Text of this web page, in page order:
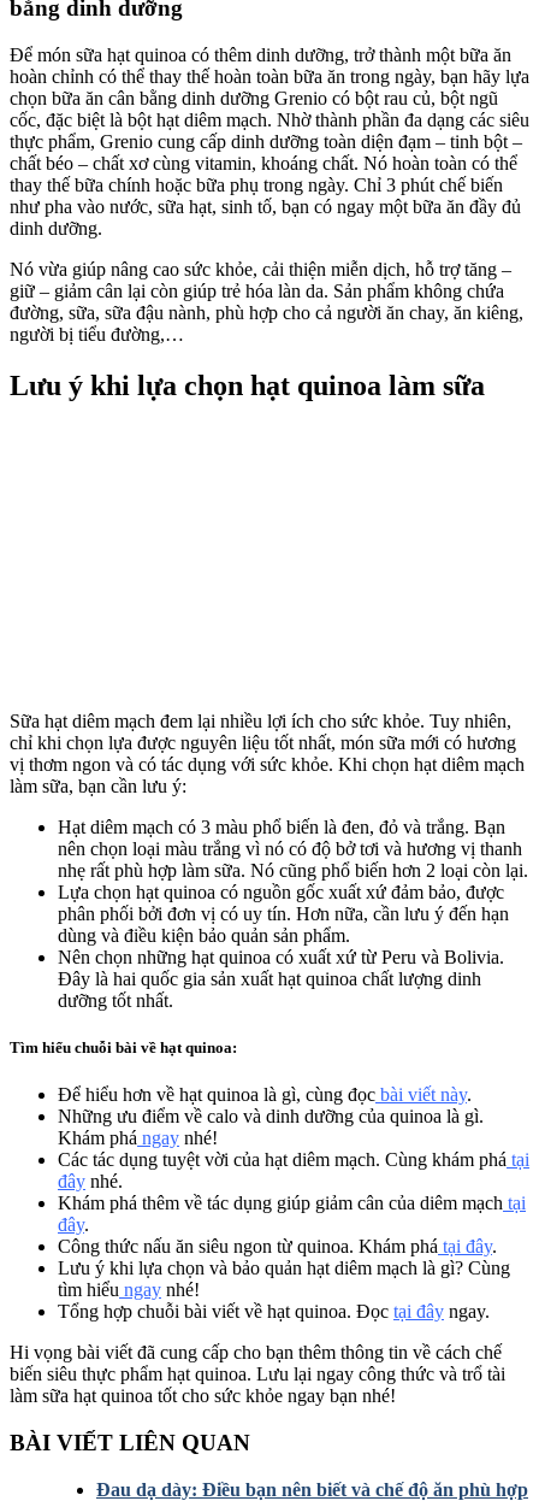
bằng dinh dưỡng
Để món sữa hạt quinoa có thêm dinh dưỡng, trở thành một bữa ăn
hoàn chỉnh có thể thay thế hoàn toàn bữa ăn trong ngày, bạn hãy lựa
chọn bữa ăn cân bằng dinh dưỡng Grenio có bột rau củ, bột ngũ
cốc, đặc biệt là bột hạt diêm mạch. Nhờ thành phần đa dạng các siêu
thực phẩm, Grenio cung cấp dinh dưỡng toàn diện đạm – tinh bột –
chất béo – chất xơ cùng vitamin, khoáng chất. Nó hoàn toàn có thể
thay thế bữa chính hoặc bữa phụ trong ngày. Chỉ 3 phút chế biến
như pha vào nước, sữa hạt, sinh tố, bạn có ngay một bữa ăn đầy đủ
dinh dưỡng.
Nó vừa giúp nâng cao sức khỏe, cải thiện miễn dịch, hỗ trợ tăng –
giữ – giảm cân lại còn giúp trẻ hóa làn da. Sản phẩm không chứa
đường, sữa, sữa đậu nành, phù hợp cho cả người ăn chay, ăn kiêng,
người bị tiểu đường,…
Lưu ý khi lựa chọn hạt quinoa làm sữa
Sữa hạt diêm mạch đem lại nhiều lợi ích cho sức khỏe. Tuy nhiên,
chỉ khi chọn lựa được nguyên liệu tốt nhất, món sữa mới có hương
vị thơm ngon và có tác dụng với sức khỏe. Khi chọn hạt diêm mạch
làm sữa, bạn cần lưu ý:
Hạt diêm mạch có 3 màu phổ biến là đen, đỏ và trắng. Bạn
nên chọn loại màu trắng vì nó có độ bở tơi và hương vị thanh
nhẹ rất phù hợp làm sữa. Nó cũng phổ biến hơn 2 loại còn lại.
Lựa chọn hạt quinoa có nguồn gốc xuất xứ đảm bảo, được
phân phối bởi đơn vị có uy tín. Hơn nữa, cần lưu ý đến hạn
dùng và điều kiện bảo quản sản phẩm.
Nên chọn những hạt quinoa có xuất xứ từ Peru và Bolivia.
Đây là hai quốc gia sản xuất hạt quinoa chất lượng dinh
dưỡng tốt nhất.
Tìm hiểu chuỗi bài về hạt quinoa:
Để hiểu hơn về hạt quinoa là gì, cùng đọc bài viết này.
Những ưu điểm về calo và dinh dưỡng của quinoa là gì.
Khám phá ngay nhé!
Các tác dụng tuyệt vời của hạt diêm mạch. Cùng khám phá tại
đây nhé.
Khám phá thêm về tác dụng giúp giảm cân của diêm mạch tại
đây.
Công thức nấu ăn siêu ngon từ quinoa. Khám phá tại đây.
Lưu ý khi lựa chọn và bảo quản hạt diêm mạch là gì? Cùng
tìm hiểu ngay nhé!
Tổng hợp chuỗi bài viết về hạt quinoa. Đọc tại đây ngay.
Hi vọng bài viết đã cung cấp cho bạn thêm thông tin về cách chế
biến siêu thực phẩm hạt quinoa. Lưu lại ngay công thức và trổ tài
làm sữa hạt quinoa tốt cho sức khỏe ngay bạn nhé!
BÀI VIẾT LIÊN QUAN
Đau dạ dày: Điều bạn nên biết và chế độ ăn phù hợp